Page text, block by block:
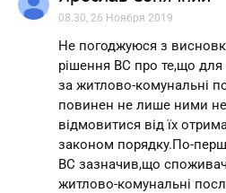
08.30, 26 Ноября 2019
Не погоджуюся з
рішення ВС про те,що для
за житлово-комунальні
повинен не лише ними не
відмовитися від їх
законом порядку.По-
ВС зазначив,що
житлово-комунальні